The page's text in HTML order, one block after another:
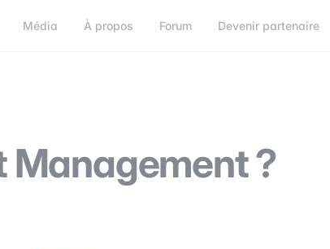
Média À propos Forum Devenir partenaire
Management ?